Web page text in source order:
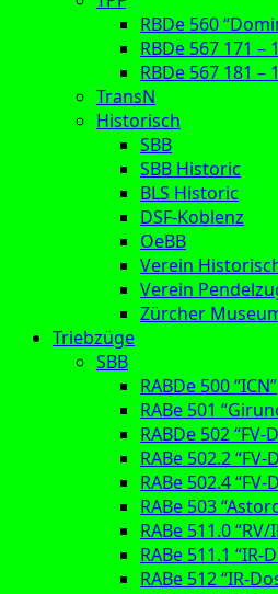
RBDe 560
RBDe 567 171 –
RBDe 567 181 –
TransN
Historisch
SBB
SBB Historic
BLS Historic
DSF-Koblenz
OeBB
Verein
Verein
Zürcher
Triebzüge
SBB
RABDe 500 “ICN”
RABe 501
RABDe 502 “FV-
RABe 502.2 “FV-
RABe 502.4 “FV-
RABe 503
RABe 511.0
RABe 511.1 “IR-
RABe 512 “IR-